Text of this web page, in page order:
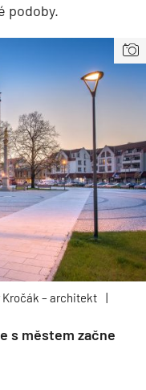
podoby.
Kročák – architekt |
s městem začne